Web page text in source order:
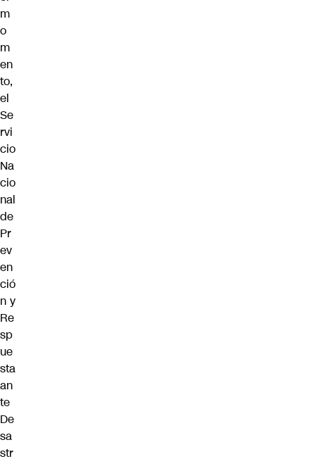
m
o
m
en
to,
el
Se
rvi
cio
Na
cio
nal
de
Pr
ev
en
ció
n y
Re
sp
ue
sta
an
te
De
sa
str